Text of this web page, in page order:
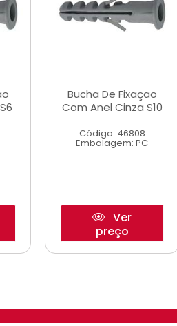
Bucha De Fixaçao
Com Anel Cinza S10
Código: 46808
Embalagem: PC
Ver
preço